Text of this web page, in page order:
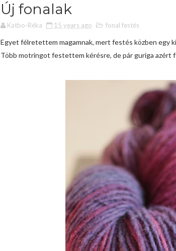
Új fonalak
Katbo-Réka 15 years ago fonal festés
Egyet félretettem magamnak, mert festés közben egy
Több motringot festettem kérésre, de pár guriga azért